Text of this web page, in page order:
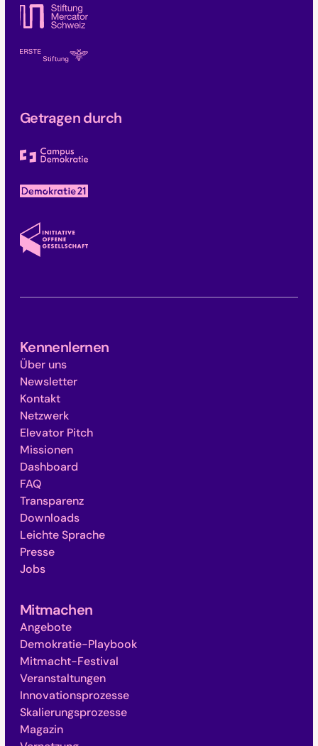
Getragen durch
Kennenlernen
Über uns
Newsletter
Kontakt
Netzwerk
Elevator Pitch
Missionen
Dashboard
FAQ
Transparenz
Downloads
Leichte Sprache
Presse
Jobs
Mitmachen
Angebote
Demokratie-Playbook
Mitmacht-Festival
Veranstaltungen
Innovationsprozesse
Skalierungsprozesse
Magazin